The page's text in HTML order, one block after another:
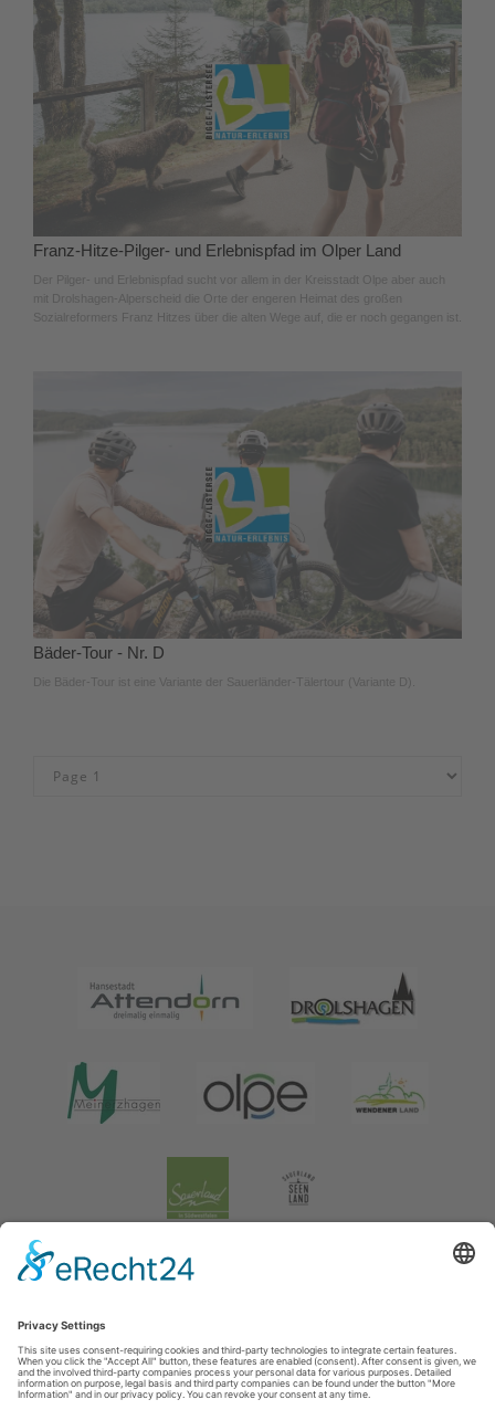
Franz-Hitze-Pilger- und Erlebnispfad im Olper Land
Der Pilger- und Erlebnispfad sucht vor allem in der Kreisstadt Olpe aber auch
mit Drolshagen-Alperscheid die Orte der engeren Heimat des großen
Sozialreformers Franz Hitzes über die alten Wege auf, die er noch gegangen ist.
Bäder-Tour - Nr. D
Die Bäder-Tour ist eine Variante der Sauerländer-Tälertour (Variante D).
Legal information|data protection|Social media data protection